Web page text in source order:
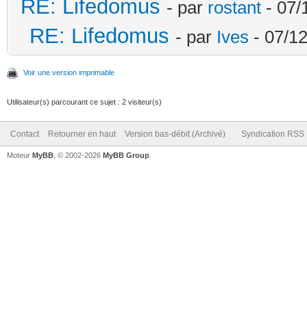
RE: Lifedomus - par rostant - 07/
RE: Lifedomus - par Ives - 07/
Voir une version imprimable
Utilisateur(s) parcourant ce sujet : 2 visiteur(s)
Contact Retourner en haut Version bas-débit (Archivé) Syndication RSS
Moteur MyBB , © 2002-2026 MyBB Group